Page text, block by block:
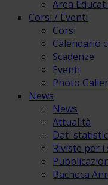
Area
Corsi / Eventi
Corsi
Calendario
Scadenze
Eventi
Photo
News
News
Attualità
Dati
Riviste per i
Bacheca